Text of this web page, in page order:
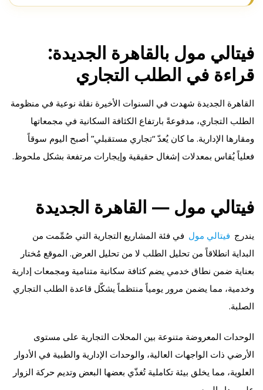
فيتالي مول بالقاهرة الجديدة:
قراءة في الطلب التجاري
القاهرة الجديدة شهدت في السنوات الأخيرة نقلة نوعية في منظومة
الطلب التجاري، مدفوعةً بارتفاع الكثافة السكانية في مجمعاتها
ومقارها الإدارية. ما كان يُعدّ “تجاري مستقبلي” أصبح اليوم سوقاً
فعلياً يُقاس بمعدلات إشغال حقيقية وإيجارات مرتفعة بشكل ملحوظ.
فيتالي مول — القاهرة الجديدة
يندرج فيتالي مول في فئة المشاريع التجارية التي صُمِّمت من
البداية انطلاقاً من تحليل الطلب لا من تحليل العرض. الموقع مُختار
بعناية ضمن نطاق خدمي يضم كثافة سكانية متنامية ومجمعات إدارية
وخدمية، مما يضمن مرور يومياً منتظماً يشكّل قاعدة الطلب التجاري
الصلبة.
الوحدات المعروضة متنوعة بين المحلات التجارية على مستوى
الأرضي ذات الواجهات العالية، والوحدات الإدارية والطبية في الأدوار
العلوية، مما يخلق بيئة تكاملية تُغذّي بعضها البعض وتديم حركة الزوار